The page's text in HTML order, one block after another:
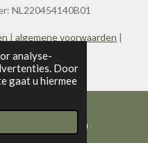
analyse-
Door
gaat u hiermee
a
r
a
m
NL220454140B01
| algemene voorwaarden |
|contact
Instagram